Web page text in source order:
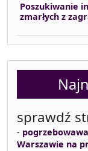
Poszukiwanie
zmarłych z
sprawdź
-
Warszawie na